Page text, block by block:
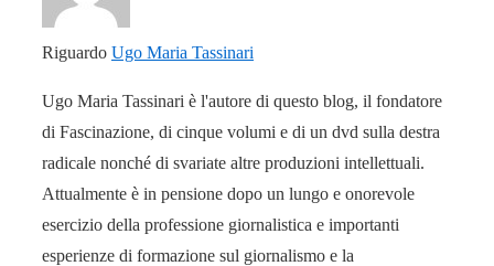
Riguardo Ugo Maria Tassinari
Ugo Maria Tassinari è l'autore di questo blog, il fondatore
di Fascinazione, di cinque volumi e di un dvd sulla destra
radicale nonché di svariate altre produzioni intellettuali.
Attualmente è in pensione dopo un lungo e onorevole
esercizio della professione giornalistica e importanti
esperienze di formazione sul giornalismo e la